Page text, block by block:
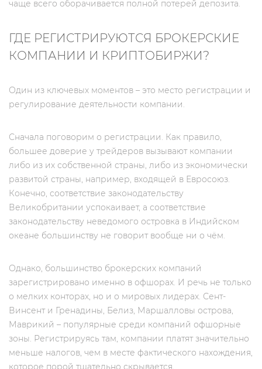
чаще всего оборачивается полной потерей депозита.
ГДЕ РЕГИСТРИРУЮТСЯ БРОКЕРСКИЕ
КОМПАНИИ И КРИПТОБИРЖИ?
Один из ключевых моментов – это место регистрации и
регулирование деятельности компании.
Сначала поговорим о регистрации. Как правило,
большее доверие у трейдеров вызывают компании
либо из их собственной страны, либо из экономически
развитой страны, например, входящей в Евросоюз.
Конечно, соответствие законодательству
Великобритании успокаивает, а соответствие
законодательству неведомого островка в Индийском
океане большинству не говорит вообще ни о чём.
Однако, большинство брокерских компаний
зарегистрировано именно в офшорах. И речь не только
о мелких конторах, но и о мировых лидерах. Сент-
Винсент и Гренадины, Белиз, Маршалловы острова,
Маврикий – популярные среди компаний офшорные
зоны. Регистрируясь там, компании платят значительно
меньше налогов, чем в месте фактического нахождения,
которое порой тщательно скрывается.